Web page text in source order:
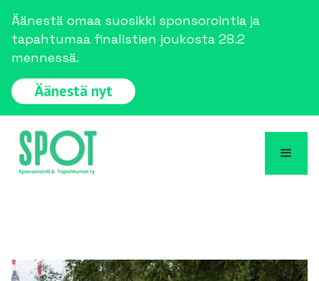
Äänestä omaa suosikki sponsorointia ja
tapahtumaa finalistien joukosta 28.2
mennessä.
Äänestä nyt